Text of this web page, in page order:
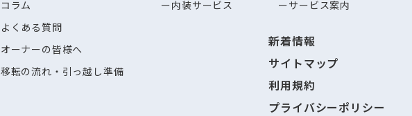
コラム
よくある質問
オーナーの皆様へ
移転の流れ・引っ越し準備
内装サービス
サービス案内
新着情報
サイトマップ
利用規約
プライバシーポリシー